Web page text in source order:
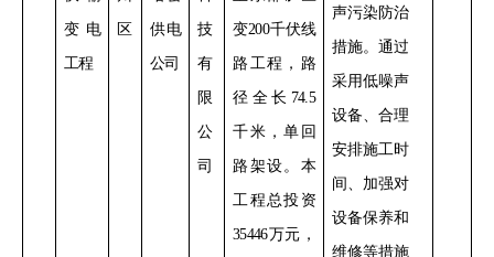
变电
工程
区 供电
公司
技
有
限
公
司
变200千伏线
路工程，路
径全长 74.5
千米，单回
路架设。 本
工程总投资
35446万元，
声污染防治
措施。通过
采用低噪声
设备、合理
安排施工时
间、加强对
设备保养和
维修等措施